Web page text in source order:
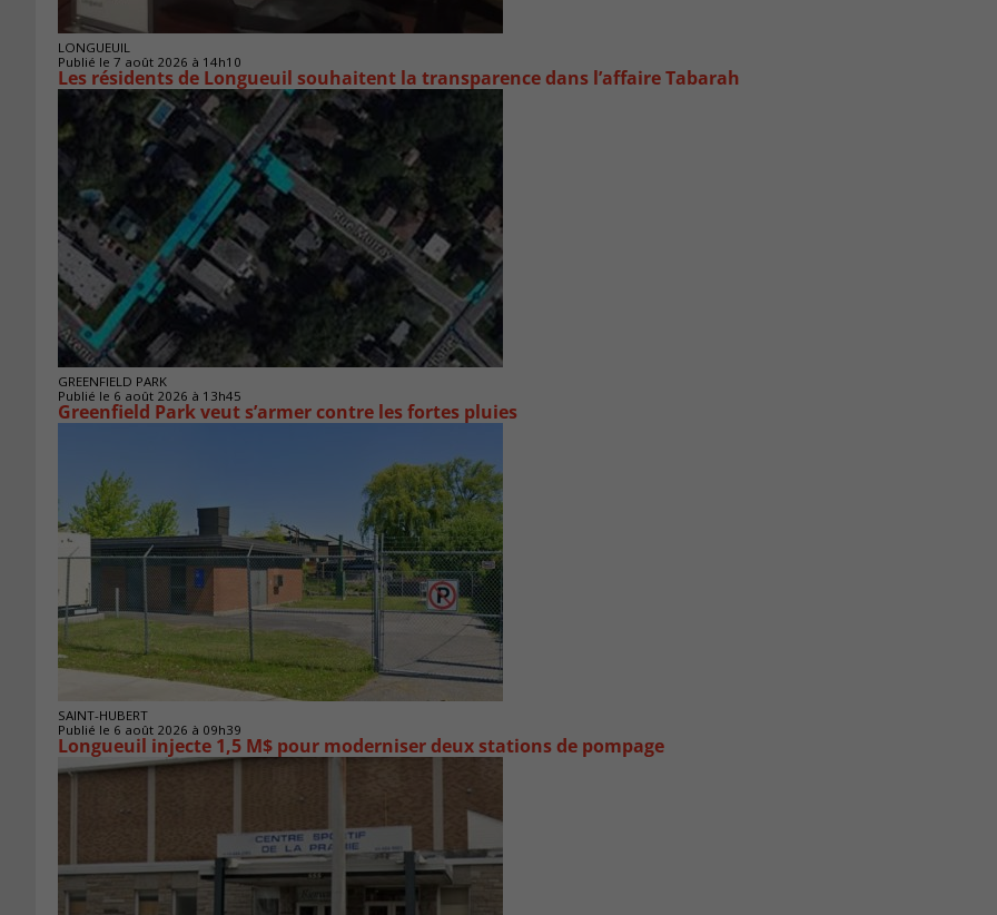
LONGUEUIL
Publié le 7 août 2026 à 14h10
Les résidents de Longueuil souhaitent la transparence dans l’affaire Tabarah
GREENFIELD PARK
Publié le 6 août 2026 à 13h45
Greenfield Park veut s’armer contre les fortes pluies
SAINT-HUBERT
Publié le 6 août 2026 à 09h39
Longueuil injecte 1,5 M$ pour moderniser deux stations de pompage